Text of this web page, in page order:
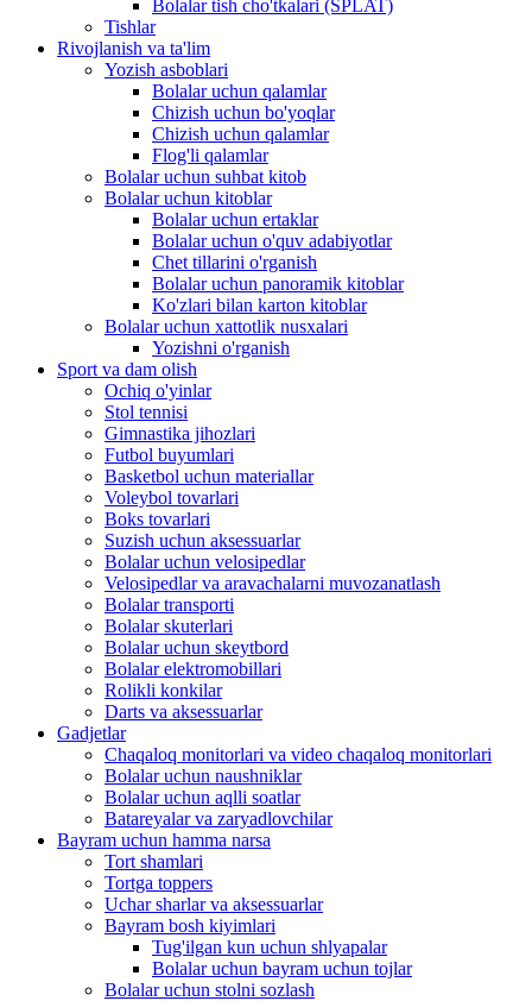
Bolalar tish cho'tkalari (SPLAT)
Tishlar
Rivojlanish va ta'lim
Yozish asboblari
Bolalar uchun qalamlar
Chizish uchun bo'yoqlar
Chizish uchun qalamlar
Flog'li qalamlar
Bolalar uchun suhbat kitob
Bolalar uchun kitoblar
Bolalar uchun ertaklar
Bolalar uchun o'quv adabiyotlar
Chet tillarini o'rganish
Bolalar uchun panoramik kitoblar
Ko'zlari bilan karton kitoblar
Bolalar uchun xattotlik nusxalari
Yozishni o'rganish
Sport va dam olish
Ochiq o'yinlar
Stol tennisi
Gimnastika jihozlari
Futbol buyumlari
Basketbol uchun materiallar
Voleybol tovarlari
Boks tovarlari
Suzish uchun aksessuarlar
Bolalar uchun velosipedlar
Velosipedlar va aravachalarni muvozanatlash
Bolalar transporti
Bolalar skuterlari
Bolalar uchun skeytbord
Bolalar elektromobillari
Rolikli konkilar
Darts va aksessuarlar
Gadjetlar
Chaqaloq monitorlari va video chaqaloq monitorlari
Bolalar uchun naushniklar
Bolalar uchun aqlli soatlar
Batareyalar va zaryadlovchilar
Bayram uchun hamma narsa
Tort shamlari
Tortga toppers
Uchar sharlar va aksessuarlar
Bayram bosh kiyimlari
Tug'ilgan kun uchun shlyapalar
Bolalar uchun bayram uchun tojlar
Bolalar uchun stolni sozlash